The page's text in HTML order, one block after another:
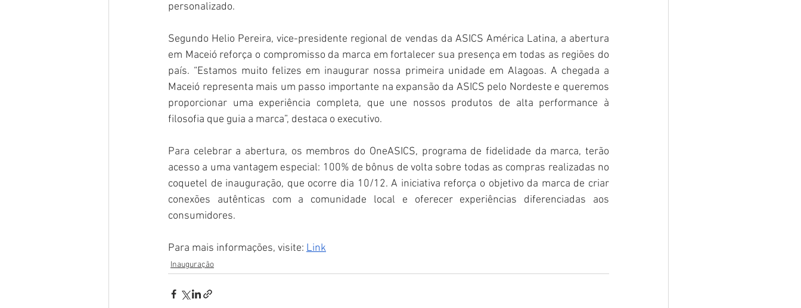
personalizado.
Segundo Helio Pereira, vice-presidente regional de vendas da ASICS América Latina, a abertura
em Maceió reforça o compromisso da marca em fortalecer sua presença em todas as regiões do
país. “Estamos muito felizes em inaugurar nossa primeira unidade em Alagoas. A chegada a
Maceió representa mais um passo importante na expansão da ASICS pelo Nordeste e queremos
proporcionar uma experiência completa, que une nossos produtos de alta performance à
filosofia que guia a marca”, destaca o executivo.
Para celebrar a abertura, os membros do OneASICS, programa de fidelidade da marca, terão
acesso a uma vantagem especial: 100% de bônus de volta sobre todas as compras realizadas no
coquetel de inauguração, que ocorre dia 10/12. A iniciativa reforça o objetivo da marca de criar
conexões autênticas com a comunidade local e oferecer experiências diferenciadas aos
consumidores.
Para mais informações, visite: Link
Inauguração